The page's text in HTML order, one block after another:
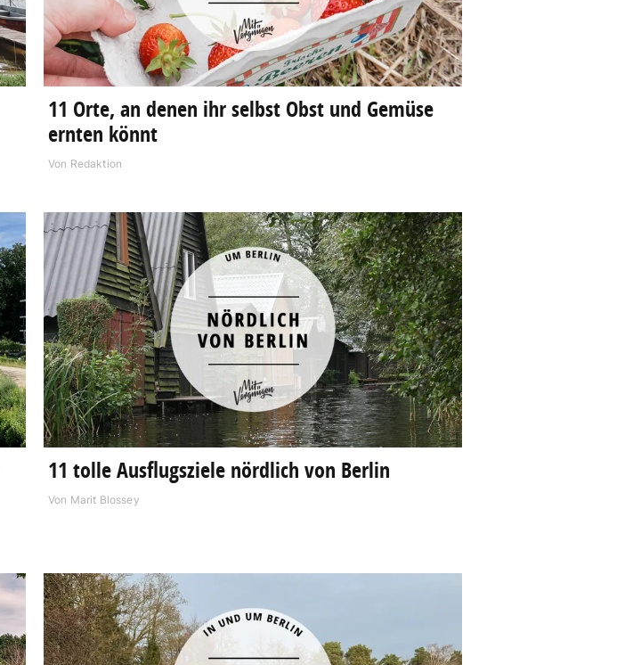
11 Orte, an denen ihr selbst Obst und Gemüse
ernten könnt
Von Redaktion
11 tolle Ausflugsziele nördlich von Berlin
Von Marit Blossey